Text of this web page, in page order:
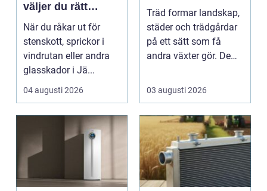
väljer du rätt
verkstad för
glasskador
När du råkar ut för
stenskott, sprickor i
vindrutan eller andra
glasskador i Jä...
04 augusti 2026
Träd formar landskap,
städer och trädgårdar
på ett sätt som få
andra växter gör. De
03 augusti 2026